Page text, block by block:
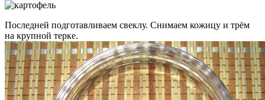
Последней подготавливаем свеклу. Снимаем кожицу и трём
на крупной терке.